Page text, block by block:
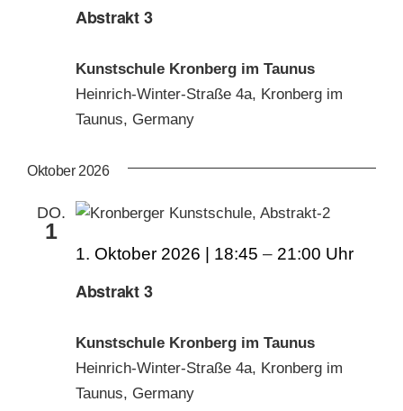
Abstrakt 3
Kunstschule Kronberg im Taunus
Heinrich-Winter-Straße 4a, Kronberg im
Taunus, Germany
Oktober 2026
DO.
1
Abstrakt 3
1. Oktober 2026 | 18:45 – 21:00
Kunstschule Kronberg im Taunus
Heinrich-Winter-Straße 4a, Kronberg im
Taunus, Germany